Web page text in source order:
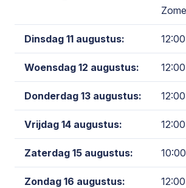
Dinsdag 11 augustus:
Woensdag 12 augustus:
Donderdag 13 augustus:
Vrijdag 14 augustus:
Zaterdag 15 augustus:
Zondag 16 augustus: